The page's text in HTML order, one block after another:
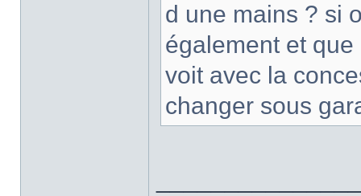
d une mains ? si
également et
voit avec la
changer sous